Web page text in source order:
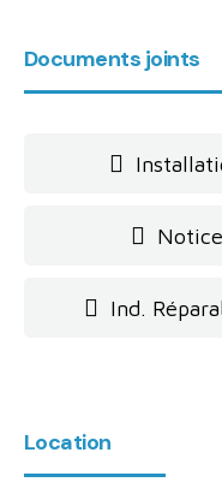
Documents joints
Ind.
Location